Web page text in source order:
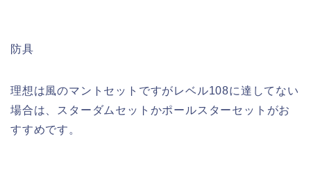
防具
理想は風のマントセットですがレベル108に達してない
場合は、スターダムセットかポールスターセットがお
すすめです。